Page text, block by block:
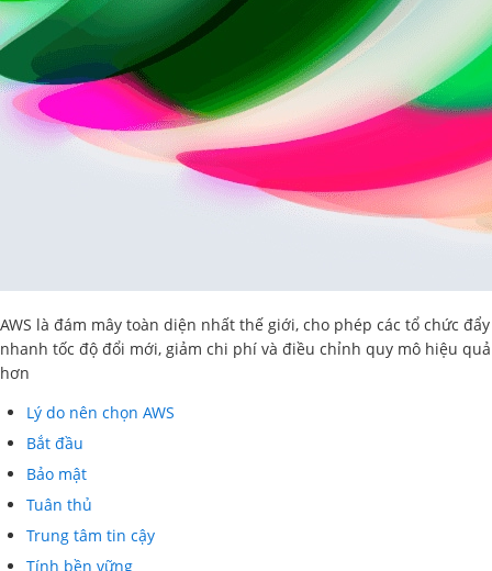
AWS là đám mây toàn diện nhất thế giới, cho phép các tổ chức đẩy
nhanh tốc độ đổi mới, giảm chi phí và điều chỉnh quy mô hiệu quả
hơn
Lý do nên chọn AWS
Bắt đầu
Bảo mật
Tuân thủ
Trung tâm tin cậy
Tính bền vững